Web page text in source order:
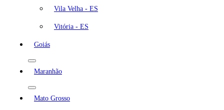
Vila Velha - ES
Vitória - ES
Goiás
Maranhão
Mato Grosso